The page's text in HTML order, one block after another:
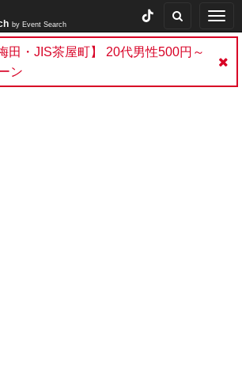
by Event Search
田・JIS茶屋町】 20代男性500円～
ン